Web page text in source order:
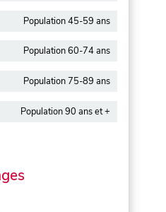
Population 45-59 ans
Population 60-74 ans
Population 75-89 ans
Population 90 ans et +